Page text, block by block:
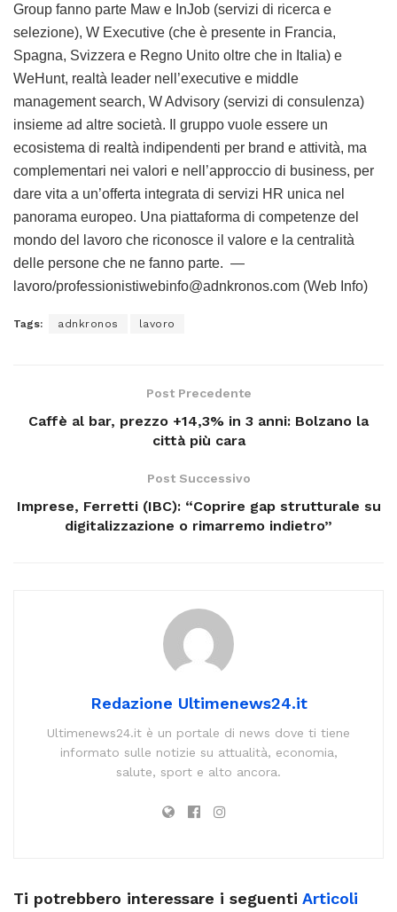
Group fanno parte Maw e InJob (servizi di ricerca e
selezione), W Executive (che è presente in Francia,
Spagna, Svizzera e Regno Unito oltre che in Italia) e
WeHunt, realtà leader nell’executive e middle
management search, W Advisory (servizi di consulenza)
insieme ad altre società. Il gruppo vuole essere un
ecosistema di realtà indipendenti per brand e attività, ma
complementari nei valori e nell’approccio di business, per
dare vita a un’offerta integrata di servizi HR unica nel
panorama europeo. Una piattaforma di competenze del
mondo del lavoro che riconosce il valore e la centralità
delle persone che ne fanno parte. —
lavoro/professionistiwebinfo@adnkronos.com (Web Info)
Tags: adnkronos lavoro
Post Precedente
Caffè al bar, prezzo +14,3% in 3 anni: Bolzano la
città più cara
Post Successivo
Imprese, Ferretti (IBC): “Coprire gap strutturale su
digitalizzazione o rimarremo indietro”
Redazione Ultimenews24.it
Ultimenews24.it è un portale di news dove ti tiene
informato sulle notizie su attualità, economia,
salute, sport e alto ancora.
Ti potrebbero interessare i seguenti Articoli